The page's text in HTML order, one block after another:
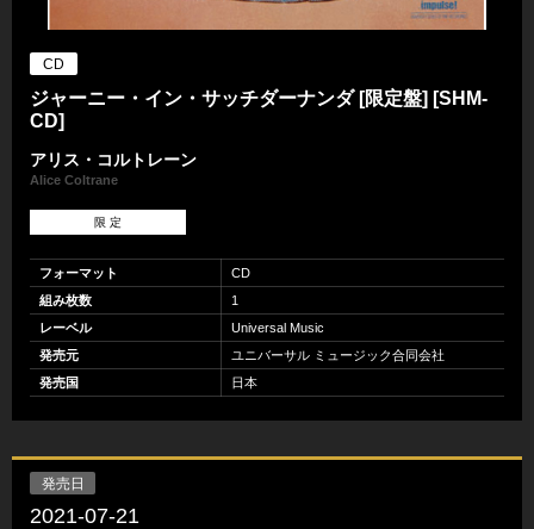
CD
ジャーニー・イン・サッチダーナンダ [限定盤] [SHM-
CD]
アリス・コルトレーン
Alice Coltrane
限 定
フォーマット
CD
組み枚数
1
レーベル
Universal Music
発売元
ユニバーサル ミュージック合同会社
発売国
日本
発売日
2021-07-21